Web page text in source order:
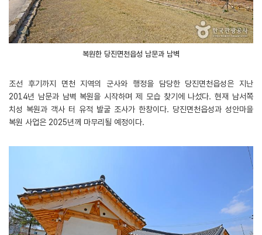
복원한 당진면천읍성 남문과 남벽
조선 후기까지 면천 지역의 군사와 행정을 담당한 당진면천읍성은 지난
2014년 남문과 남벽 복원을 시작하며 제 모습 찾기에 나섰다. 현재 남서쪽
치성 복원과 객사 터 유적 발굴 조사가 한창이다. 당진면천읍성과 성안마을
복원 사업은 2025년께 마무리될 예정이다.